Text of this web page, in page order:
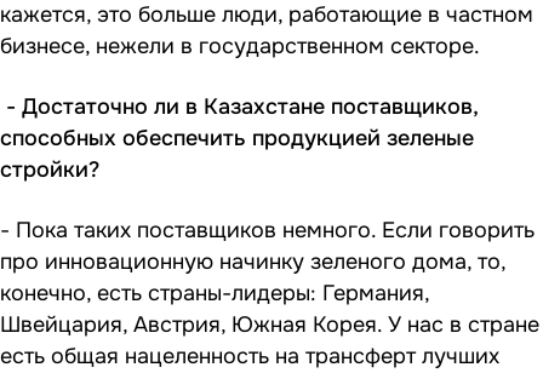
кажется, это больше люди, работающие в частном
бизнесе, нежели в государственном секторе.
- Достаточно ли в Казахстане поставщиков,
способных обеспечить продукцией зеленые
стройки?
- Пока таких поставщиков немного. Если говорить
про инновационную начинку зеленого дома, то,
конечно, есть страны-лидеры: Германия,
Швейцария, Австрия, Южная Корея. У нас в стране
есть общая нацеленность на трансферт лучших